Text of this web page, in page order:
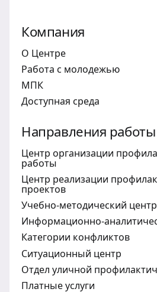
Компания
О Центре
Работа с молодежью
МПК
Доступная среда
Направления работы
Центр организации
работы
Центр реализации
проектов
Учебно-методический центр
Информационно-
Категории конфликтов
Ситуационный центр
Отдел уличной
Платные услуги